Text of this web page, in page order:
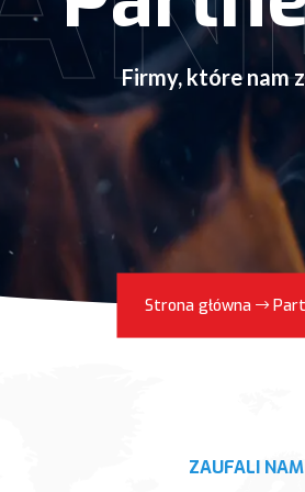
Firmy, które nam
Strona główna
ZAUFALI NAM